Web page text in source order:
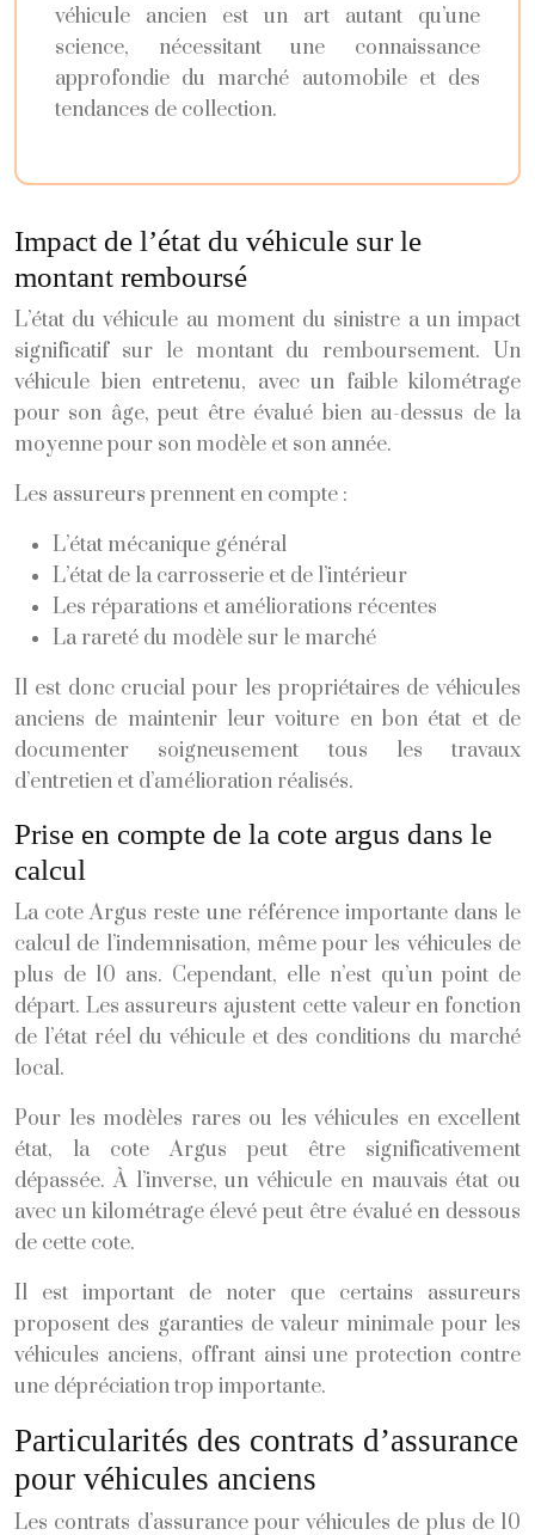
véhicule ancien est un art autant qu’une
science, nécessitant une connaissance
approfondie du marché automobile et des
tendances de collection.
Impact de l’état du véhicule sur le
montant remboursé
L’état du véhicule au moment du sinistre a un impact
significatif sur le montant du remboursement. Un
véhicule bien entretenu, avec un faible kilométrage
pour son âge, peut être évalué bien au-dessus de la
moyenne pour son modèle et son année.
Les assureurs prennent en compte :
L’état mécanique général
L’état de la carrosserie et de l’intérieur
Les réparations et améliorations récentes
La rareté du modèle sur le marché
Il est donc crucial pour les propriétaires de véhicules
anciens de maintenir leur voiture en bon état et de
documenter soigneusement tous les travaux
d’entretien et d’amélioration réalisés.
Prise en compte de la cote argus dans le
calcul
La cote Argus reste une référence importante dans le
calcul de l’indemnisation, même pour les véhicules de
plus de 10 ans. Cependant, elle n’est qu’un point de
départ. Les assureurs ajustent cette valeur en fonction
de l’état réel du véhicule et des conditions du marché
local.
Pour les modèles rares ou les véhicules en excellent
état, la cote Argus peut être significativement
dépassée. À l’inverse, un véhicule en mauvais état ou
avec un kilométrage élevé peut être évalué en dessous
de cette cote.
Il est important de noter que certains assureurs
proposent des garanties de valeur minimale pour les
véhicules anciens, offrant ainsi une protection contre
une dépréciation trop importante.
Particularités des contrats d’assurance
pour véhicules anciens
Les contrats d’assurance pour véhicules de plus de 10